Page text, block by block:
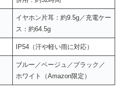
イヤホン片耳：約9.5g／充電ケー
ス：約64.5g
IP54（汗や軽い雨に対応）
ブルー／ベージュ／ブラック／
ホワイト（Amazon限定）